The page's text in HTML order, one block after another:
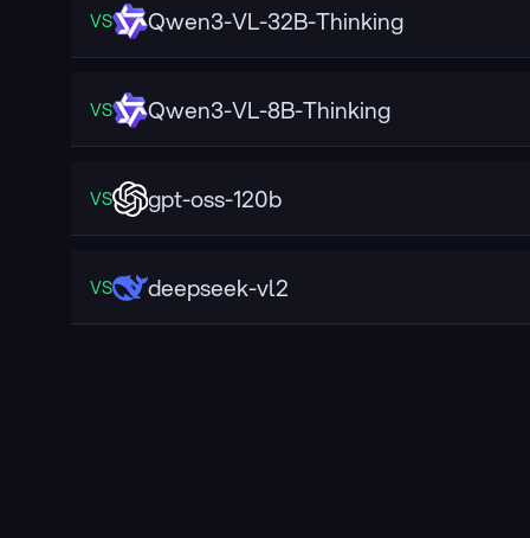
VS Qwen3-VL-32B-Thinking
VS Qwen3-VL-8B-Thinking
VS gpt-oss-120b
VS deepseek-vl2